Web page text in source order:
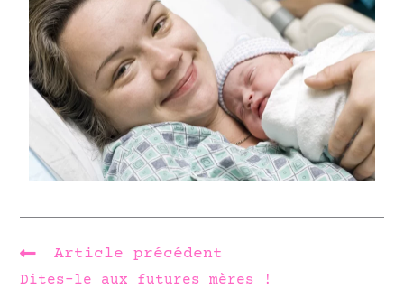
Article précédent
Dites-le aux futures mères !